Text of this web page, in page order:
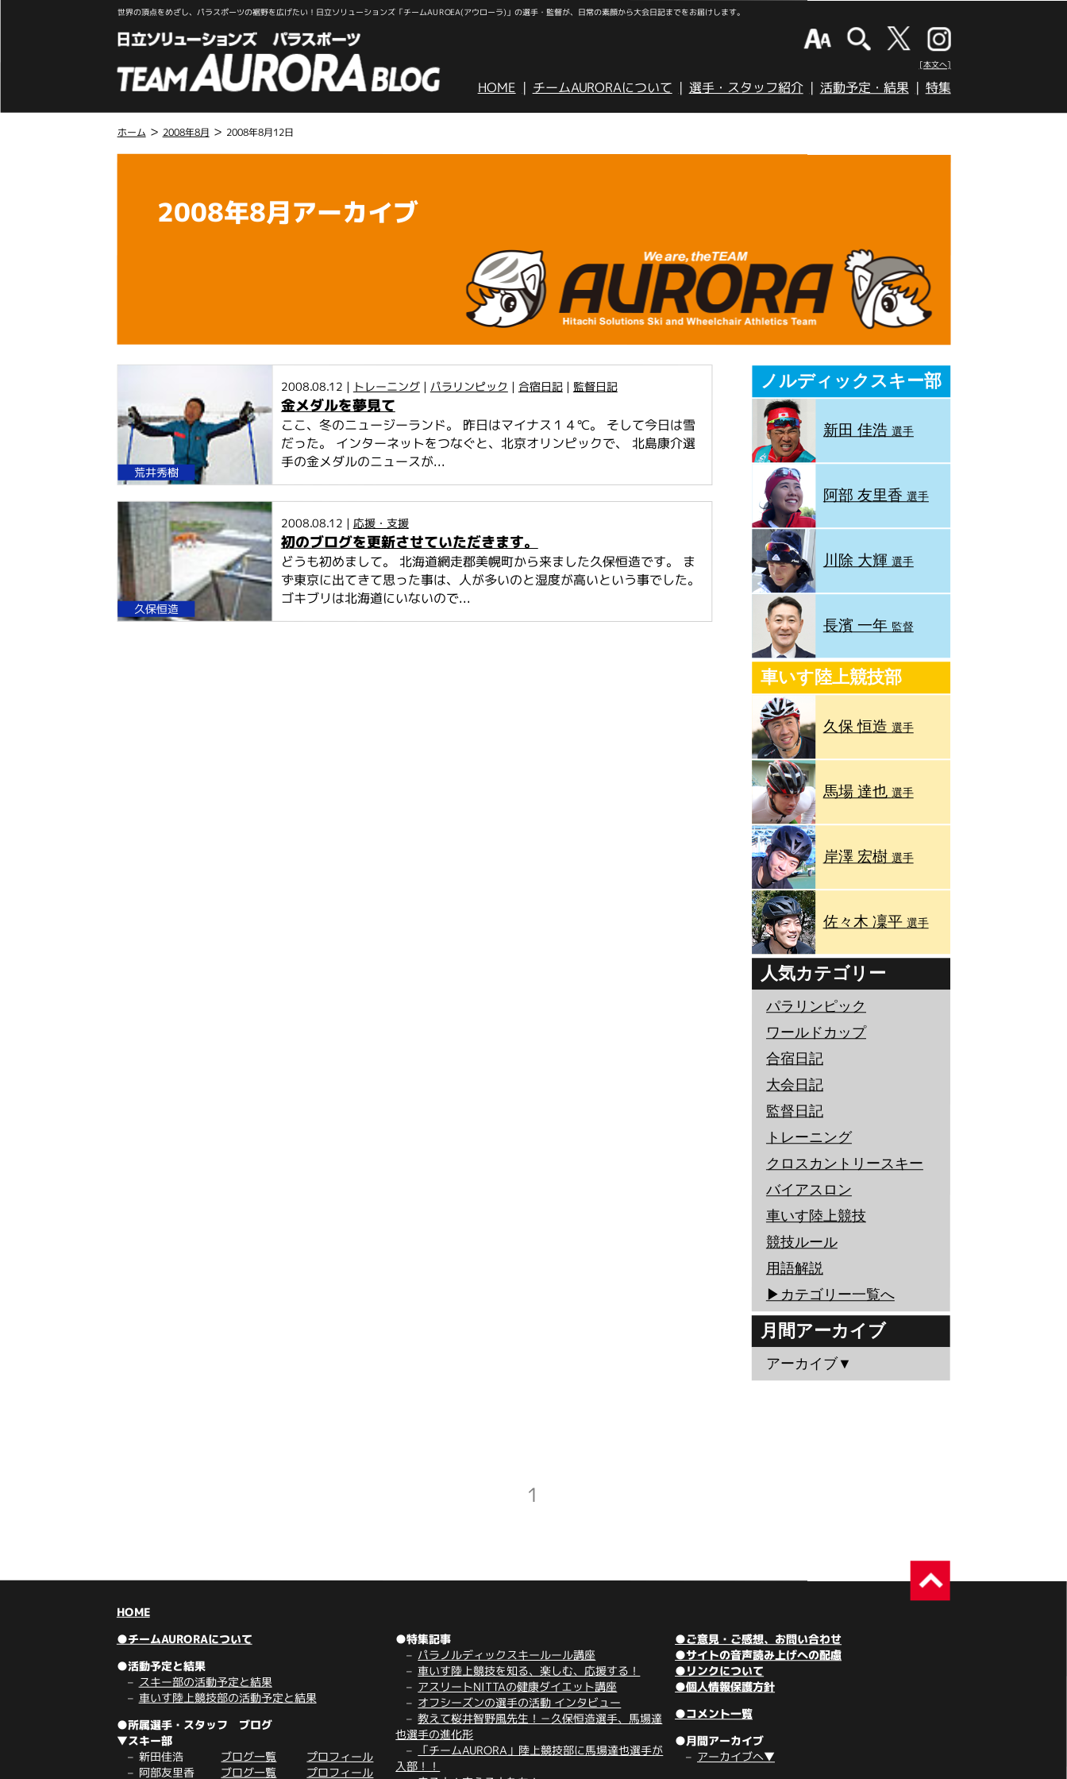
世界の頂点をめざし、パラスポーツの裾野を広げたい！日立ソリューションズ「チームAUROEA(アウローラ)」の選手・監督が、日常の素顔から大会日記までをお届けします。
[本文へ]
HOME チームAURORAについて 選手・スタッフ紹介 活動予定・結果 特集
ホーム > 2008年8月 > 2008年8月12日
2008年8月アーカイブ
荒井秀樹
2008.08.12 | トレーニング| パラリンピック | 合宿日記| 監督日記
金メダルを夢見て
ここ、冬のニュージーランド。 昨日はマイナス１４℃。 そして今日は雪
だった。 インターネットをつなぐと、北京オリンピックで、 北島康介選
手の金メダルのニュースが...
久保恒造
2008.08.12 | 応援・支援
初のブログを更新させていただきます。
どうも初めまして。 北海道網走郡美幌町から来ました久保恒造です。 ま
ず東京に出てきて思った事は、人が多いのと湿度が高いという事でした。
ゴキブリは北海道にいないので...
ノルディックスキー部
新田 佳浩 選手
阿部 友里香 選手
川除 大輝 選手
長濱 一年 監督
車いす陸上競技部
久保 恒造 選手
馬場 達也 選手
岸澤 宏樹 選手
佐々木 凜平 選手
人気カテゴリー
パラリンピック
ワールドカップ
合宿日記
大会日記
監督日記
トレーニング
クロスカントリースキー
バイアスロン
車いす陸上競技
競技ルール
用語解説
▶︎カテゴリー一覧へ
月間アーカイブ
アーカイブ▼
1
HOME
●チームAURORAについて
●活動予定と結果
スキー部の活動予定と結果
車いす陸上競技部の活動予定と結果
●所属選手・スタッフ ブログ
▼スキー部
新田佳浩 ブログ一覧 プロフィール
阿部友里香 ブログ一覧 プロフィール
●特集記事
パラノルディックスキールール講座
車いす陸上競技を知る、楽しむ、応援する！
アスリートNITTAの健康ダイエット講座
オフシーズンの選手の活動 インタビュー
教えて桜井智野風先生！－久保恒造選手、馬場達
也選手の進化形
「チームAURORA」陸上競技部に馬場達也選手が
入部！！
●ご意見・ご感想、お問い合わせ
●サイトの音声読み上げへの配慮
●リンクについて
●個人情報保護方針
●コメント一覧
●月間アーカイブ
アーカイブへ▼